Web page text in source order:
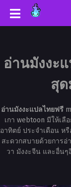
อ่านมังงะ
สุด
อ่านมังงะแปลไทยฟรี
เกา webtoon มีให้เ
อาทิตย์ ประจำเดือน ห
สะดวกสบายด้วยการ
วา มังงะจีน และอื่นๆ